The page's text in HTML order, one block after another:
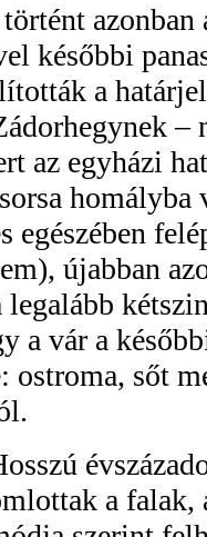
későbbi
a
–
az egyházi
homályba
egészében
újabban
a vár a
ostroma, sőt
a falak,